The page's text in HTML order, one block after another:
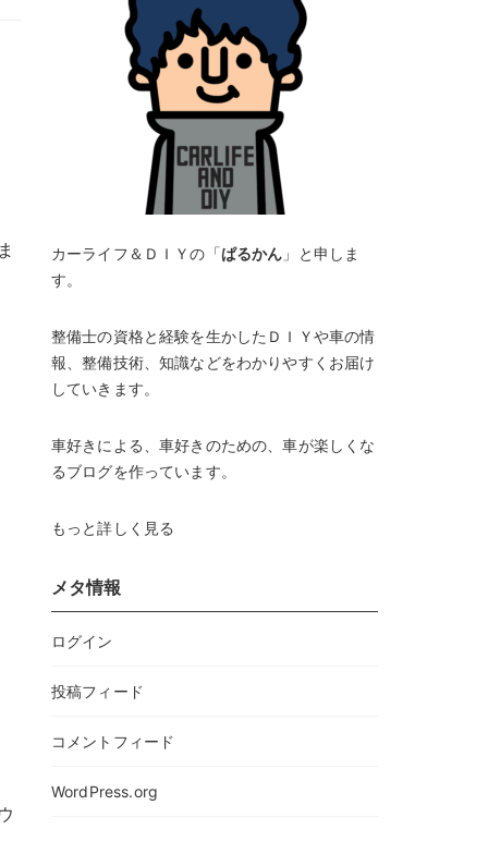
カーライフ＆ＤＩＹの「ぱるかん 」と申しま
す。
整備士の資格と経験を生かしたＤＩＹや車の情
報、整備技術、知識などをわかりやすくお届け
していきます。
車好きによる、車好きのための、車が楽しくな
るブログを作っています。
もっと詳しく見る
メタ情報
ログイン
投稿フィード
コメントフィード
WordPress.org